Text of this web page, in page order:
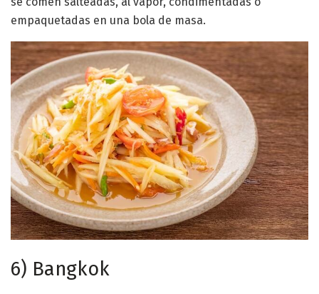
empaquetadas en una bola de masa.
6) Bangkok